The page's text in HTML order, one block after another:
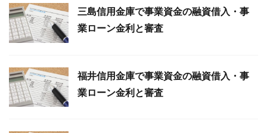
三島信用金庫で事業資金の融資借入・事
業ローン金利と審査
福井信用金庫で事業資金の融資借入・事
業ローン金利と審査